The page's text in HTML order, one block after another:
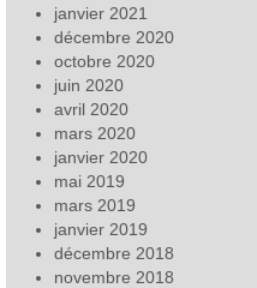
janvier 2021
décembre 2020
octobre 2020
juin 2020
avril 2020
mars 2020
janvier 2020
mai 2019
mars 2019
janvier 2019
décembre 2018
novembre 2018